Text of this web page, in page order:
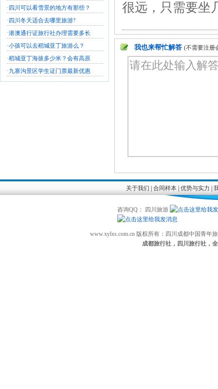
· 四川可以看雪景的地方有那些？
· 四川冬天适合去哪里旅游?
·港澳通行证旅行社办理需要多长
·小孩可以去稻城亚丁旅游么？
·稻城亚丁海拔多少米？会有高原
·九寨沟景区学生证门票最新优惠
很远，只需要坐
我也来帮忙解答 (不需要注册
关于我们 合同样本| 优势与实力
咨询QQ： 四川旅游
www.xylxs.com.cn 版权所有：四川成都中国青
成都旅行社，四川旅行社，